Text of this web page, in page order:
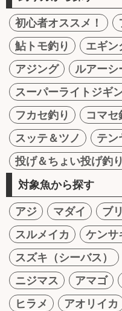
初心者オススメ！
鮎トモ釣り
エギン
アジング
ルアーシ
スーパーライトジギ
フカセ釣り
コマセ
スッテ＆ツノ
テン
投げ＆ちょい投げ釣り
対象魚から探す
アジ マダイ ブリ
スルメイカ
ケンサ
スズキ（シーバス）
ニジマス
アマゴ
ヒラメ
アオリイカ